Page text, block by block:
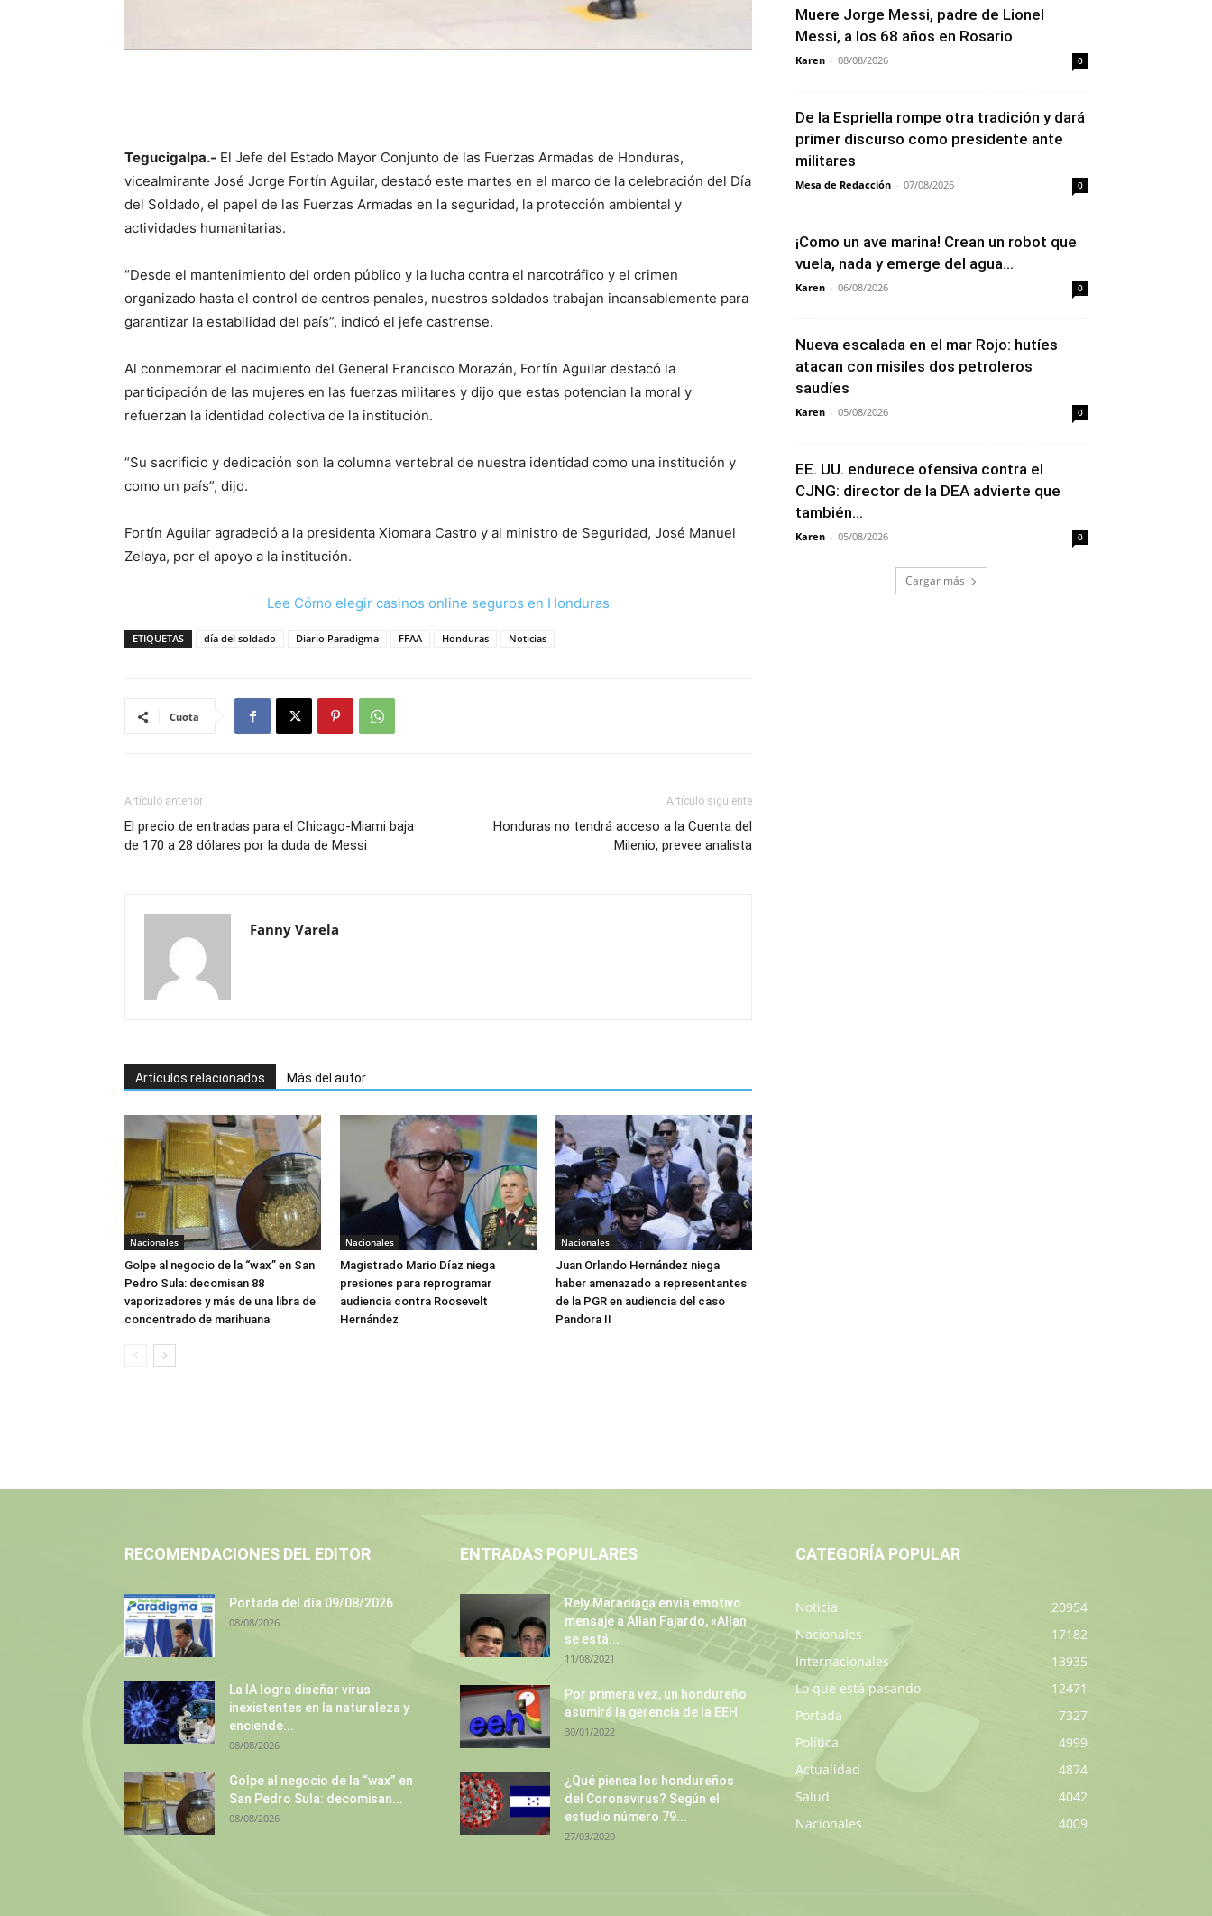
Tegucigalpa.- El Jefe del Estado Mayor Conjunto de las Fuerzas Armadas de Honduras,
vicealmirante José Jorge Fortín Aguilar, destacó este martes en el marco de la celebración del Día
del Soldado, el papel de las Fuerzas Armadas en la seguridad, la protección ambiental y
actividades humanitarias.
“Desde el mantenimiento del orden público y la lucha contra el narcotráfico y el crimen
organizado hasta el control de centros penales, nuestros soldados trabajan incansablemente para
garantizar la estabilidad del país”, indicó el jefe castrense.
Al conmemorar el nacimiento del General Francisco Morazán, Fortín Aguilar destacó la
participación de las mujeres en las fuerzas militares y dijo que estas potencian la moral y
refuerzan la identidad colectiva de la institución.
“Su sacrificio y dedicación son la columna vertebral de nuestra identidad como una institución y
como un país”, dijo.
Fortín Aguilar agradeció a la presidenta Xiomara Castro y al ministro de Seguridad, José Manuel
Zelaya, por el apoyo a la institución.
Lee Cómo elegir casinos online seguros en Honduras
ETIQUETAS día del soldado Diario Paradigma FFAA Honduras Noticias
Cuota
Artículo anterior
El precio de entradas para el Chicago-Miami baja
de 170 a 28 dólares por la duda de Messi
Artículo siguiente
Honduras no tendrá acceso a la Cuenta del
Milenio, prevee analista
Fanny Varela
Artículos relacionados Más del autor
Nacionales
Golpe al negocio de la “wax” en San
Pedro Sula: decomisan 88
vaporizadores y más de una libra de
concentrado de marihuana
Nacionales
Magistrado Mario Díaz niega
presiones para reprogramar
audiencia contra Roosevelt
Hernández
Nacionales
Juan Orlando Hernández niega
haber amenazado a representantes
de la PGR en audiencia del caso
Pandora II
Muere Jorge Messi, padre de Lionel
Messi, a los 68 años en Rosario
Karen - 08/08/2026 0
De la Espriella rompe otra tradición y dará
primer discurso como presidente ante
militares
Mesa de Redacción - 07/08/2026 0
¡Como un ave marina! Crean un robot que
vuela, nada y emerge del agua...
Karen - 06/08/2026 0
Nueva escalada en el mar Rojo: hutíes
atacan con misiles dos petroleros
saudíes
Karen - 05/08/2026 0
EE. UU. endurece ofensiva contra el
CJNG: director de la DEA advierte que
también...
Karen - 05/08/2026 0
Cargar más
RECOMENDACIONES DEL EDITOR
Portada del día 09/08/2026
08/08/2026
La IA logra diseñar virus
inexistentes en la naturaleza y
enciende...
08/08/2026
Golpe al negocio de la “wax” en
San Pedro Sula: decomisan...
08/08/2026
ENTRADAS POPULARES
Rely Maradiaga envía emotivo
mensaje a Allan Fajardo, «Allan
se está...
11/08/2021
Por primera vez, un hondureño
asumirá la gerencia de la EEH
30/01/2022
¿Qué piensa los hondureños
del Coronavirus? Según el
estudio número 79...
27/03/2020
CATEGORÍA POPULAR
Noticia
20954
Nacionales
17182
Internacionales
13935
Lo que está pasando
12471
Portada
7327
Política
4999
Actualidad
4874
Salud
4042
Nacionales
4009